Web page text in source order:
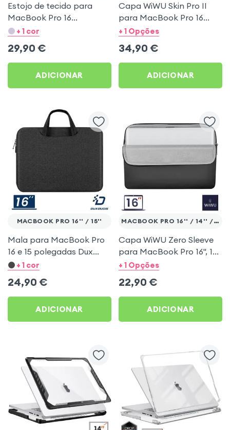
Estojo de tecido para
MacBook Pro 16
polegadas – Cinza escuro
+ 1 cor
29,90 €
ADICIONAR
Capa WiWU Skin Pro II
para MacBook Pro 16
polegadas – Similpele
Preto
+ 1 Opções
34,90 €
ADICIONAR
MACBOOK PRO 16'' / 15''
Mala para MacBook Pro
16 e 15 polegadas Dux
Ducis – Preto
+ 1 cor
24,90 €
ADICIONAR
MACBOOK PRO 16'' / 14'' / 13''
Capa WiWU Zero Sleeve
para MacBook Pro 16'', 14''
e 13'' – Ultrafina, forro
+ 1 Opções
22,90 €
ADICIONAR